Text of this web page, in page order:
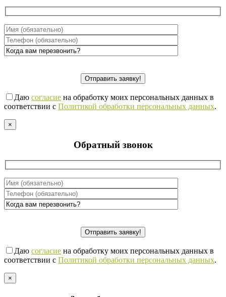
Даю согласие на обработку моих персональных данных в
соответствии с Политикой обработки персональных данных.
×
Обратный звонок
Даю согласие на обработку моих персональных данных в
соответствии с Политикой обработки персональных данных.
×